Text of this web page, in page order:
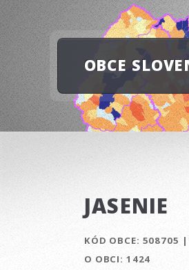
OBCE
JASENIE
KÓD OBCE: 508705 |
O OBCI: 1424